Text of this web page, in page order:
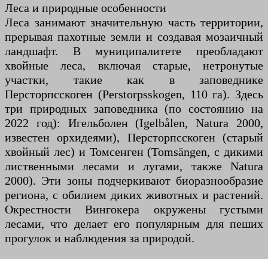
Леса и природные особенности
Леса занимают значительную часть территории,
прерывая пахотные земли и создавая мозаичный
ландшафт. В муниципалитете преобладают
хвойные леса, включая старые, нетронутые
участки, такие как в заповеднике
Персторпсскоген (Perstorpsskogen, 110 га). Здесь
три природных заповедника (по состоянию на
2022 год): Игельболен (Igelbålen, Natura 2000,
известен орхидеями), Персторпсскоген (старый
хвойный лес) и Томсенген (Tomsängen, с дикими
лиственными лесами и лугами, также Natura
2000). Эти зоны подчеркивают биоразнообразие
региона, с обилием диких животных и растений.
Окрестности Вингокера окружены густыми
лесами, что делает его популярным для пеших
прогулок и наблюдения за природой.